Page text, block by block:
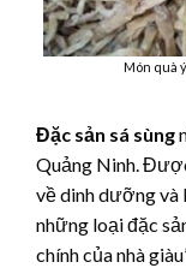
Món quà
Đặc sản sá sùng
Quảng Ninh.
về dinh dưỡng và
những loại đặc
chính của nhà